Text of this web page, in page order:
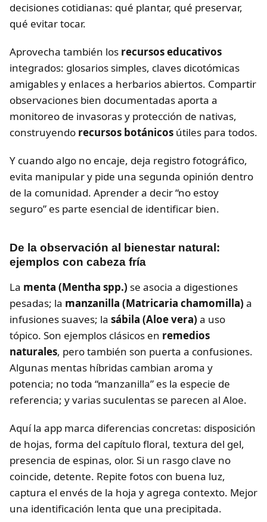
decisiones cotidianas: qué plantar, qué preservar,
qué evitar tocar.
Aprovecha también los recursos educativos
integrados: glosarios simples, claves dicotómicas
amigables y enlaces a herbarios abiertos. Compartir
observaciones bien documentadas aporta a
monitoreo de invasoras y protección de nativas,
construyendo recursos botánicos útiles para todos.
Y cuando algo no encaje, deja registro fotográfico,
evita manipular y pide una segunda opinión dentro
de la comunidad. Aprender a decir “no estoy
seguro” es parte esencial de identificar bien.
De la observación al bienestar natural:
ejemplos con cabeza fría
La menta (Mentha spp.) se asocia a digestiones
pesadas; la manzanilla (Matricaria chamomilla) a
infusiones suaves; la sábila (Aloe vera) a uso
tópico. Son ejemplos clásicos en remedios
naturales, pero también son puerta a confusiones.
Algunas mentas híbridas cambian aroma y
potencia; no toda “manzanilla” es la especie de
referencia; y varias suculentas se parecen al Aloe.
Aquí la app marca diferencias concretas: disposición
de hojas, forma del capítulo floral, textura del gel,
presencia de espinas, olor. Si un rasgo clave no
coincide, detente. Repite fotos con buena luz,
captura el envés de la hoja y agrega contexto. Mejor
una identificación lenta que una precipitada.